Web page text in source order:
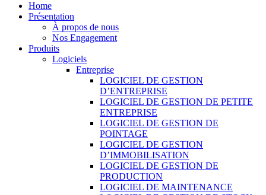
Home
Présentation
À propos de nous
Nos Engagement
Produits
Logiciels
Entreprise
LOGICIEL DE GESTION
D’ENTREPRISE
LOGICIEL DE GESTION DE PETITE
ENTREPRISE
LOGICIEL DE GESTION DE
POINTAGE
LOGICIEL DE GESTION
D’IMMOBILISATION
LOGICIEL DE GESTION DE
PRODUCTION
LOGICIEL DE MAINTENANCE